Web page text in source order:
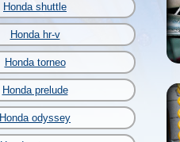
Honda shuttle
Honda hr-v
Honda torneo
Honda prelude
Honda odyssey